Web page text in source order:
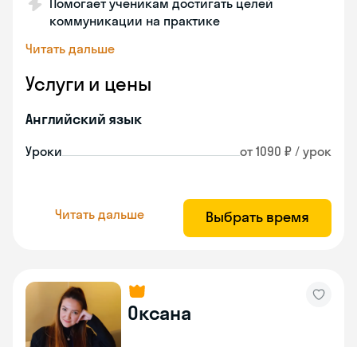
Помогает ученикам достигать целей
коммуникации на практике
Читать дальше
Услуги и цены
Английский язык
Уроки от 1090 ₽ / урок
Читать дальше Выбрать время
Оксана